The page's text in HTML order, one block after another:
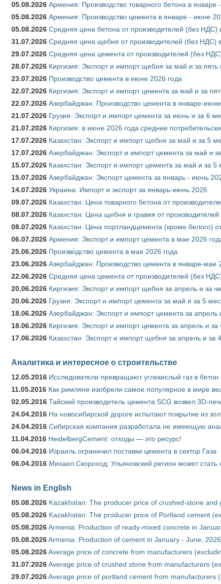
05.08.2026 Армения: Производство товарного бетона в январе
05.08.2026 Армения: Производство цемента в январе - июне
05.08.2026 Средняя цена бетона от производителей (без НДС)
31.07.2026 Средняя цена щебня от производителей (без НДС)
29.07.2026 Средняя цена цемента от производителей (без
28.07.2026 Киргизия: Экспорт и импорт щебня за май и за
23.07.2026 Производство цемента в июне 2026 года
22.07.2026 Киргизия: Экспорт и импорт цемента за май и за
22.07.2026 Азербайджан: Производство цемента в январе-
21.07.2026 Грузия: Экспорт и импорт цемента за июнь и за 6
21.07.2026 Киргизия: в июне 2026 года средние
17.07.2026 Казахстан: Экспорт и импорт щебня за май и за 5
17.07.2026 Азербайджан: Экспорт и импорт цемента за май и
15.07.2026 Казахстан: Экспорт и импорт цемента за май и за
15.07.2026 Азербайджан: Экспорт цемента за январь - июнь
14.07.2026 Украина: Импорт и экспорт за январь-июнь 2026
09.07.2026 Казахстан: Цена товарного бетона от
08.07.2026 Казахстан: Цена щебня и гравия от
08.07.2026 Казахстан: Цена портландцемента (кроме белого)
06.07.2026 Армения: Экспорт и импорт цемента в мае 2026
25.06.2026 Производство цемента в мае 2026 года
23.06.2026 Азербайджан: Производство цемента в январе-мае
22.06.2026 Средняя цена цемента от производителей (без
20.06.2026 Киргизия: Экспорт и импорт щебня за апрель и за
20.06.2026 Грузия: Экспорт и импорт цемента за май и за 5
18.06.2026 Азербайджан: Экспорт и импорт цемента за
18.06.2026 Киргизия: Экспорт и импорт цемента за апрель и
17.06.2026 Казахстан: Экспорт и импорт щебня за апрель и за
Аналитика и интересное о строительстве
12.05.2016 Исследователи превращают углекислый газ в бетон
11.05.2016 Как римляне изобрели самое популярное в мире
02.05.2016 Тайский производитель цемента SCG возвел 3D-
24.04.2016 На новосибирской дороге испытают покрытие из
24.04.2016 Сибирская компания разработала не имеющую
11.04.2016 HeidelbergCement: отходы — это ресурс!
06.04.2016 Израиль ограничил поставки цемента в сектор Газа
06.04.2016 Михаил Скороход: Ульяновский регион может
News in English
05.08.2026 Kazakhstan: The producer price of crushed-stone and
05.08.2026 Kazakhstan: The producer price of Portland cement
05.08.2026Armenia: Production of ready-mixed concrete in
05.08.2026Armenia: Production of cement in January - June, 2026
05.08.2026Average price of concrete from manufacturers
31.07.2026Average price of crushed stone from manufacturers
29.07.2026Average price of portland cement from manufacturers